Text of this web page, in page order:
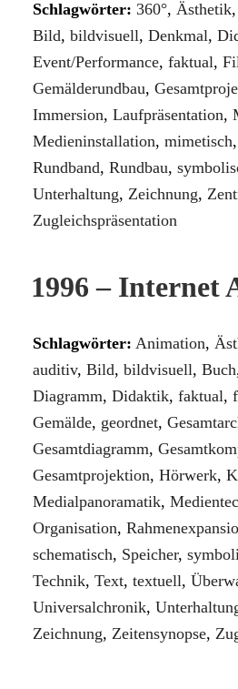
Schlagwörter: 360°, Ästhetik,
Bild, bildvisuell, Denkmal,
Event/Performance, faktual,
Gemälderundbau,
Immersion, Laufpräsentation,
Medieninstallation, mimetisch,
Rundband, Rundbau,
Unterhaltung, Zeichnung,
Zugleichspräsentation
1996 – Internet
Schlagwörter: Animation,
auditiv, Bild, bildvisuell, Buch
Diagramm, Didaktik, faktual,
Gemälde, geordnet,
Gesamtdiagramm,
Gesamtprojektion, Hörwerk,
Medialpanoramatik,
Organisation,
schematisch, Speicher,
Technik, Text, textuell,
Universalchronik,
Zeichnung, Zeitensynopse,